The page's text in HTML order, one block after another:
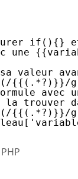
if(){} et
une
valeur
{{(.*?)}}/
avec
trouver